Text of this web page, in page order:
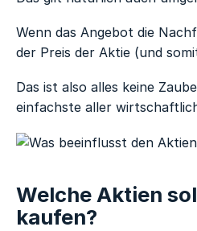
Wenn das Angebot die
der Preis der Aktie (und
Das ist also alles keine
einfachste aller
Welche Aktien
kaufen?